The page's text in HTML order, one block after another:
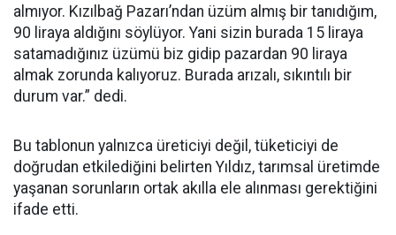
almıyor. Kızılbağ Pazarı’ndan üzüm almış bir tanıdığım,
90 liraya aldığını söylüyor. Yani sizin burada 15 liraya
satamadığınız üzümü biz gidip pazardan 90 liraya
almak zorunda kalıyoruz. Burada arızalı, sıkıntılı bir
durum var.” dedi.
Bu tablonun yalnızca üreticiyi değil, tüketiciyi de
doğrudan etkilediğini belirten Yıldız, tarımsal üretimde
yaşanan sorunların ortak akılla ele alınması gerektiğini
ifade etti.